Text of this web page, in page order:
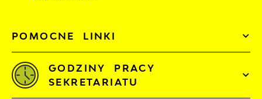
POMOCNE LINKI
GODZINY PRACY
SEKRETARIATU